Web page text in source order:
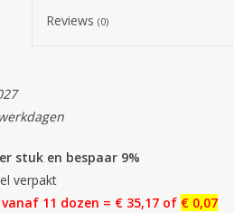
Reviews (0)
stuk en bespaar 9%
verpakt
vanaf 11 dozen = € 35,17 of € 0,07